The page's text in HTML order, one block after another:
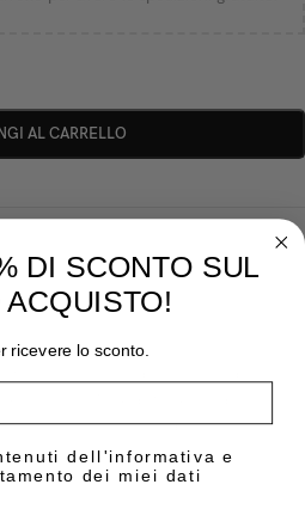
AL CARRELLO
per un Max di 10 Secondi, se
il rischio che si sfaldi.
DI SCONTO SUL
ACQUISTO!
ricevere lo sconto.
dell'informativa e
dei miei dati